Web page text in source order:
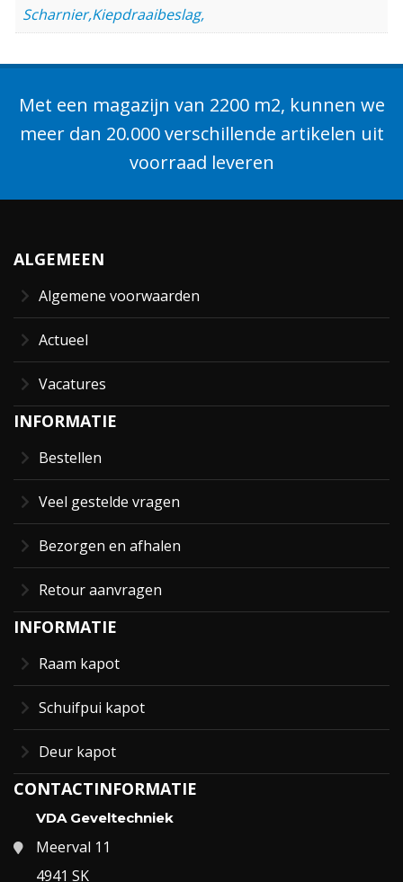
Scharnier,Kiepdraaibeslag,
Met een magazijn van 2200 m2, kunnen we
meer dan 20.000 verschillende artikelen uit
voorraad leveren
ALGEMEEN
Algemene voorwaarden
Actueel
Vacatures
INFORMATIE
Bestellen
Veel gestelde vragen
Bezorgen en afhalen
Retour aanvragen
INFORMATIE
Raam kapot
Schuifpui kapot
Deur kapot
CONTACTINFORMATIE
VDA Geveltechniek
Meerval 11
4941 SK